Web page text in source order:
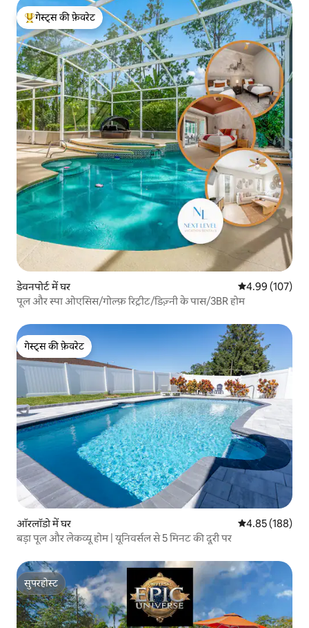
गेस्ट्स का टॉप फ़ेवरेट
गेस्ट्स की फ़ेवरेट
डेवनपोर्ट में घर औसत रेटिंग 5 में से
4.99 (107)
पूल और स्पा ओएसिस/गोल्फ़ रिट्रीट/डिज़्नी के पास/3BR होम
गेस्ट्स की फ़ेवरेट
गेस्ट्स की फ़ेवरेट
ऑरलॉडो में घर औसत रेटिंग 5 में से
4.85 (188)
बड़ा पूल और लेकव्यू होम | यूनिवर्सल से 5 मिनट की दूरी पर
सुपरहोस्ट
सुपरहोस्ट